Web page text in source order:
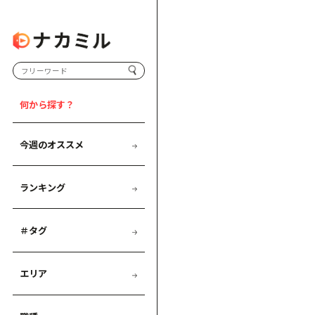
何から探す？
今週のオススメ
ランキング
＃タグ
エリア